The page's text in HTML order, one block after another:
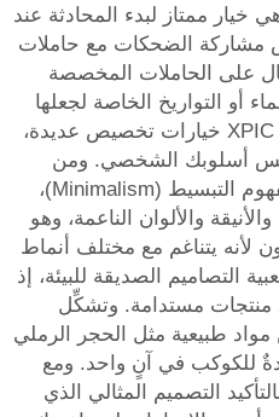
خيار ممتاز لبدء المحادثة عند
مشاركة الضحكات مع حاملات
على الحاملات المخصصة
أو التواريخ الخاصة لجعلها
فريدة من نوعها. وتقدِّم شركة XPIC خيارات تخصيص عديدة،
أسلوبك الشخصي. ومن
الاتجاهات الأخرى المنتشرة مفهوم التبسيط (Minimalism)،
والألوان الناعمة، وهو
لأنه يتناغم مع مختلف أنماط
التصاميم الصديقة للبيئة، إذ
منتجات مستدامة. وتشكِّل
طبيعية مثل الحجر الرملي
للكوكب في آنٍ واحد. ومع
التصميم المثالي الذي